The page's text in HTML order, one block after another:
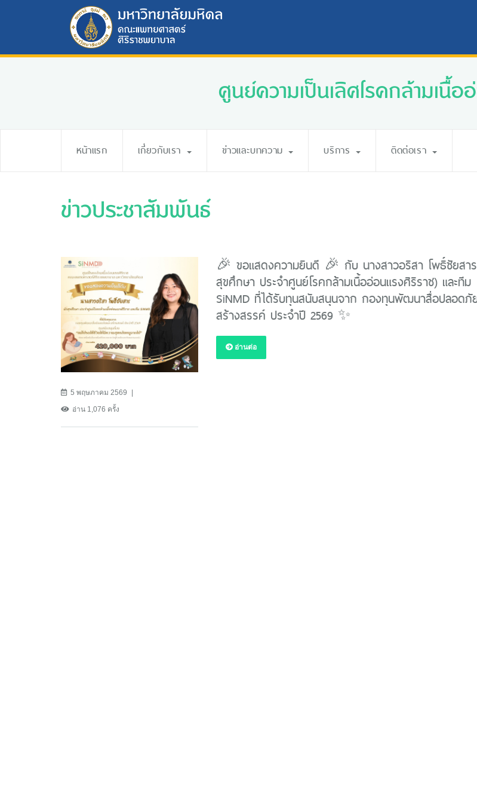
ศูนย์ความเป็นเลิศโรคกล้ามเนื้อ
หน้าแรก เกี่ยวกับเรา ข่าวและบทความ บริการ ติดต่อเรา
ข่าวประชาสัมพันธ์
5 พฤษภาคม 2569
อ่าน 1,076 ครั้ง
🎉 ขอแสดงความยินดี 🎉 กับ นางสาวอริสา โพธิ์ชัยสา
สุขศึกษา ประจำศูนย์โรคกล้ามเนื้ออ่อนแรงศิริราช) และทีม
SiNMD ที่ได้รับทุนสนับสนุนจาก กองทุนพัฒนาสื่อปลอดภั
สร้างสรรค์ ประจำปี 2569 ✨
อ่านต่อ